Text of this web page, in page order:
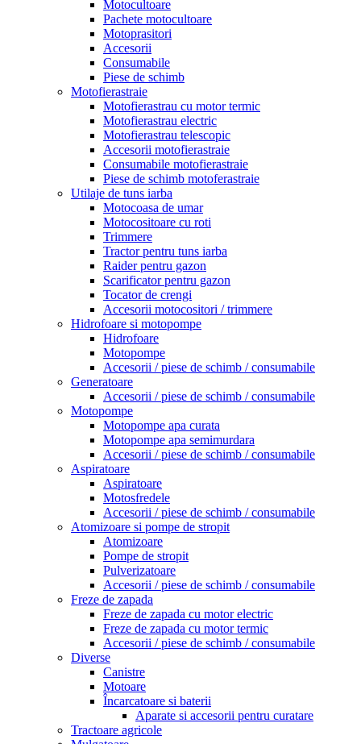
Motocultoare
Pachete motocultoare
Motoprasitori
Accesorii
Consumabile
Piese de schimb
Motofierastraie
Motofierastrau cu motor termic
Motofierastrau electric
Motofierastrau telescopic
Accesorii motofierastraie
Consumabile motofierastraie
Piese de schimb motoferastraie
Utilaje de tuns iarba
Motocoasa de umar
Motocositoare cu roti
Trimmere
Tractor pentru tuns iarba
Raider pentru gazon
Scarificator pentru gazon
Tocator de crengi
Accesorii motocositori / trimmere
Hidrofoare si motopompe
Hidrofoare
Motopompe
Accesorii / piese de schimb / consumabile
Generatoare
Accesorii / piese de schimb / consumabile
Motopompe
Motopompe apa curata
Motopompe apa semimurdara
Accesorii / piese de schimb / consumabile
Aspiratoare
Aspiratoare
Motosfredele
Accesorii / piese de schimb / consumabile
Atomizoare si pompe de stropit
Atomizoare
Pompe de stropit
Pulverizatoare
Accesorii / piese de schimb / consumabile
Freze de zapada
Freze de zapada cu motor electric
Freze de zapada cu motor termic
Accesorii / piese de schimb / consumabile
Diverse
Canistre
Motoare
Încarcatoare si baterii
Aparate si accesorii pentru curatare
Tractoare agricole